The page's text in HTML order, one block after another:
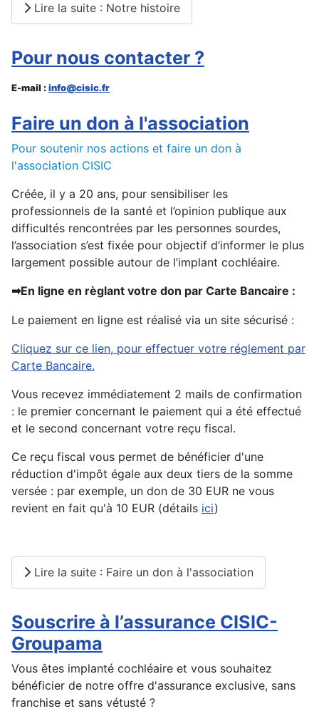
Lire la suite : Notre histoire
Pour nous contacter ?
E-mail :info@cisic.fr
Faire un don à l'association
Pour soutenir nos actions et faire un don à
l'association CISIC
Créée, il y a 20 ans, pour sensibiliser les
professionnels de la santé et l’opinion publique aux
difficultés rencontrées par les personnes sourdes,
l’association s’est fixée pour objectif d’informer le plus
largement possible autour de l’implant cochléaire.
➡En ligne en règlant votre don par Carte Bancaire :
Le paiement en ligne est réalisé via un site sécurisé :
Cliquez sur ce lien, pour effectuer votre réglement par
Carte Bancaire.
Vous recevez immédiatement 2 mails de confirmation
: le premier concernant le paiement qui a été effectué
et le second concernant votre reçu fiscal.
Ce reçu fiscal vous permet de bénéficier d'une
réduction d'impôt égale aux deux tiers de la somme
versée : par exemple, un don de 30 EUR ne vous
revient en fait qu'à 10 EUR (détails ici)
Lire la suite : Faire un don à l'association
Souscrire à l’assurance CISIC-
Groupama
Vous êtes implanté cochléaire et vous souhaitez
bénéficier de notre offre d'assurance exclusive, sans
franchise et sans vétusté ?